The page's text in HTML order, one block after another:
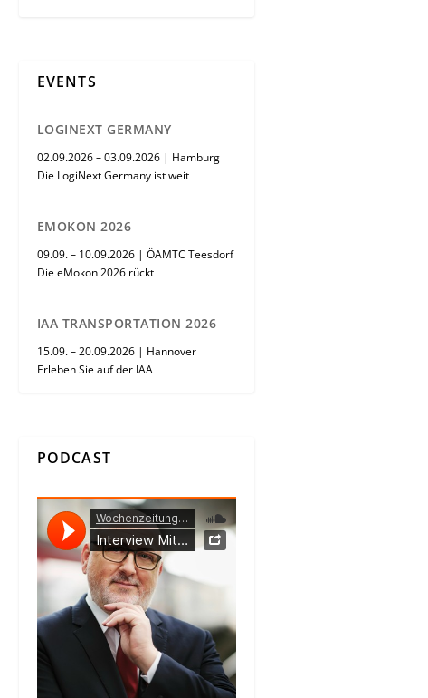
EVENTS
LOGINEXT GERMANY
02.09.2026 – 03.09.2026 | Hamburg
Die LogiNext Germany ist weit
EMOKON 2026
09.09. – 10.09.2026 | ÖAMTC Teesdorf
Die eMokon 2026 rückt
IAA TRANSPORTATION 2026
15.09. – 20.09.2026 | Hannover
Erleben Sie auf der IAA
PODCAST